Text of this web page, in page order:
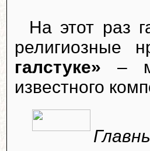
На этот раз
религиозные
галстуке» –
известного